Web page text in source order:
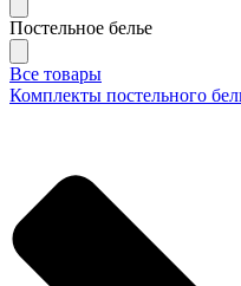
Постельное белье
Все товары
Комплекты постельного